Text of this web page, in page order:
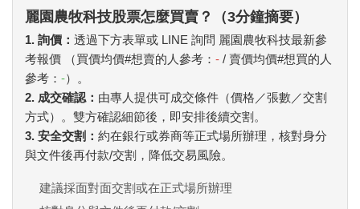
麗園農牧科技股票怎麼買賣？（3分鐘摘要）
1. 詢價： 透過下方表單或 LINE 詢問 麗園農牧科技最新參
考報價 （買價均價#想賣的人參考： - / 賣價均價#想買的人
參考： -）。
2. 成交確認： 由專人提供可成交條件（價格／張數／交割
方式）。雙方確認細節後，即安排後續交割。
3. 安全交割： 約在銀行或券商等正式場所辦理，核對身分
與文件後再付款/交割，降低交易風險。
建議採面對面交割或在正式場所辦理